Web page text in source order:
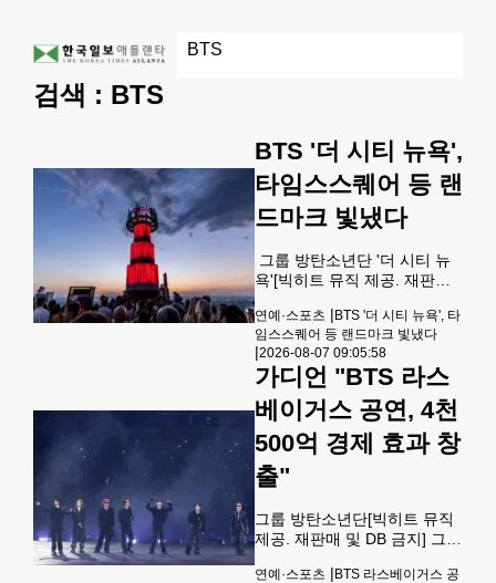
검색 : BTS
BTS '더 시티 뉴욕',
타임스스퀘어 등 랜
드마크 빛냈다
그룹 방탄소년단 '더 시티 뉴
욕'[빅히트 뮤직 제공. 재판매
(BTS)의 오프라인 팬 이벤트
'BTS 더 시티 아리랑 - 뉴
욕'(이하 '더 시티 뉴욕')이 미
국 뉴욕의 주요 랜드마크를 빛
냈다고 빅히트 뮤직이 7일 밝
혔다.지난 3일 마친 '더 시티
뉴욕'은 이들의 콘서트가 열린
메트라이프 스타디움을 중심
으로 그랜드 센트럴 터미널, 록
한국문화원 등 주요 랜드마크
에서 진행됐다.록펠러 센터 전
아리랑' 테마로 꾸며졌고 현장
연예·스포츠 |BTS '더 시티 뉴욕', 타
임스스퀘어 등 랜드마크 빛냈다
|2026-08-07 09:05:58
가디언 "BTS 라스
베이거스 공연, 4천
500억 경제 효과 창
출"
그룹 방탄소년단[빅히트 뮤직
제공. 재판매 및 DB 금지] 그룹
에서 경제적 파급 효과를 일으
연예·스포츠 |BTS 라스베이거스 공